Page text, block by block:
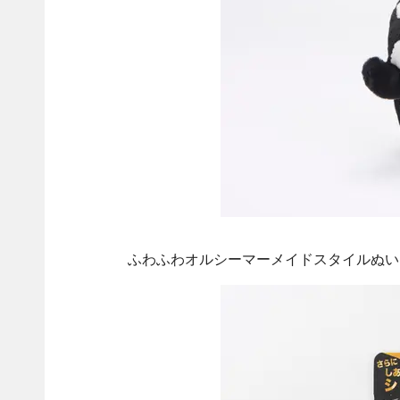
ふわふわオルシーマーメイドスタイルぬ